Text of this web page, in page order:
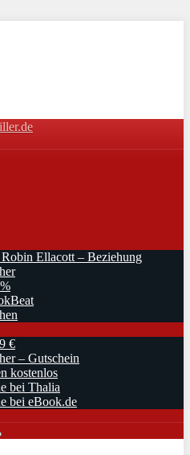
Ellacott – Beziehung
€
– Gutschein
kostenlos
bei Thalia
bei eBook.de